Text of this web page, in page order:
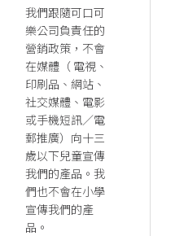
我們跟隨可口可
樂公司負責任的
營銷政策，不會
在媒體（ 電視、
印刷品、網站、
社交媒體、電影
或手機短訊／電
郵推廣）向十三
歲以下兒童宣傳
我們的產品。我
們也不會在小學
宣傳我們的產
品。